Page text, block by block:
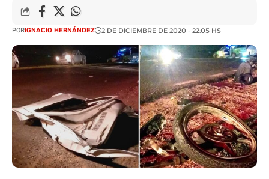
PORIGNACIO HERNÁNDEZ 2 DE DICIEMBRE DE 2020 - 22:05 HS